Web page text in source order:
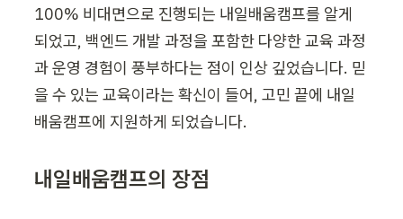
100% 비대면으로 진행되는 내일배움캠프를 알게
되었고, 백엔드 개발 과정을 포함한 다양한 교육 과정
과 운영 경험이 풍부하다는 점이 인상 깊었습니다. 믿
을 수 있는 교육이라는 확신이 들어, 고민 끝에 내일
배움캠프에 지원하게 되었습니다.
내일배움캠프의 장점